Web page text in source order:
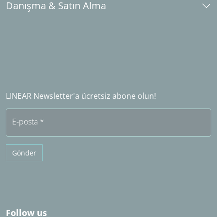
Öğrenci lisansları
İndirme ve Kurulum
Danışma & Satın Alma
LINEAR Newsletter'a ücretsiz abone olun!
E-posta *
Gönder
Follow us